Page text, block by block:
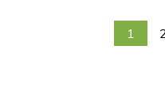
1